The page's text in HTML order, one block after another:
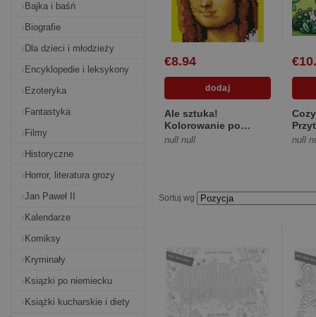
Bajka i baśń
Biografie
Dla dzieci i młodzieży
Encyklopedie i leksykony
Ezoteryka
Fantastyka
Filmy
Historyczne
Horror, literatura grozy
Jan Paweł II
Kalendarze
Komiksy
Kryminały
Ksiązki po niemiecku
Książki kucharskie i diety
€8.94
Ale sztuka!
Kolorowanie po
numerach [Miękka]
null null null
Sortuj wg